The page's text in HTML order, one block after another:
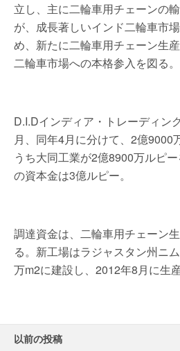
立し、主に二輪車用チェーンの
が、成長著しいインド二輪車市
め、新たに二輪車用チェーン生
二輪車市場への本格参入を図る。
D.I.Dインディア・トレーディン
月、同年4月に分けて、2億9000
うち大同工業が2億8900万ルピ
の資本金は3億ルピー。
調達資金は、二輪車用チェーン
る。新工場はラジャスタン州ニ
万m2に建設し、2012年8月に生
以前の投稿